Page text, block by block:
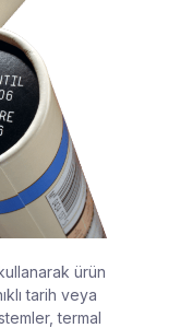
kullanarak ürün
tarih veya
termal